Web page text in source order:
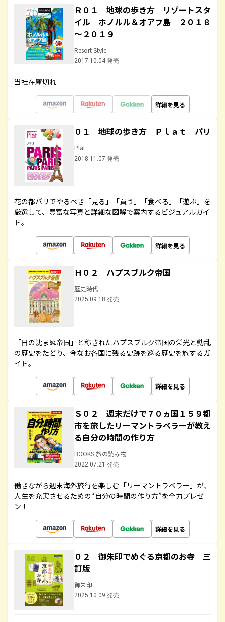
Ｒ０１ 地球の歩き方 リゾートスタ
イル ホノルル＆オアフ島 ２０１８
～２０１９
Resort Style
2017.10.04 発売
当社在庫切れ
詳細を見る
０１ 地球の歩き方 Ｐｌａｔ パリ
Plat
2018.11.07 発売
花の都パリでやるべき「見る」「買う」「食べる」「遊ぶ」を
厳選して、豊富な写真と詳細な図解で案内するビジュアルガイ
ド。
詳細を見る
Ｈ０２ ハプスブルク帝国
歴史時代
2025.09.18 発売
「日の沈まぬ帝国」と称されたハプスブルク帝国の栄光と動乱
の歴史をたどり、今なお各国に残る史跡を巡る歴史を旅するガ
イド。
詳細を見る
Ｓ０２ 週末だけで７０ヵ国１５９都
市を旅したリーマントラベラーが教え
る自分の時間の作り方
BOOKS 旅の読み物
2022.07.21 発売
働きながら週末海外旅行を楽しむ「リーマントラベラー」が、
人生を充実させるための“自分の時間の作り方”を全力プレゼ
ン！
詳細を見る
０２ 御朱印でめぐる京都のお寺 三
訂版
御朱印
2025.10.09 発売